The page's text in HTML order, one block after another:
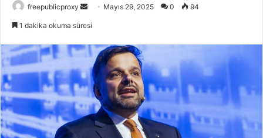
freepublicproxy
Bir
göndermek
Mayıs 29, 2025 0 94
1 dakika okuma süresi